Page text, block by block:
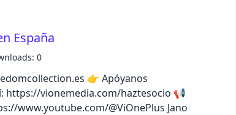
España
0
👉 Apóyanos
vionemedia.com/haztesocio 📢
@ViOnePlus Jano